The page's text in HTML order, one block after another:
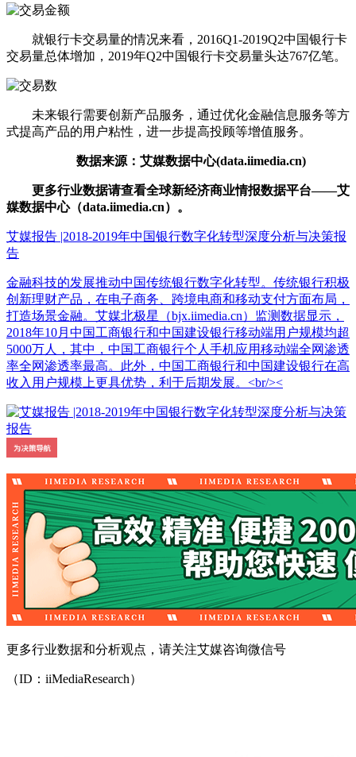
就银行卡交易量的情况来看，2016Q1-2019Q2中国银行卡
交易量总体增加，2019年Q2中国银行卡交易量头达767亿笔。
未来银行需要创新产品服务，通过优化金融信息服务等方
式提高产品的用户粘性，进一步提高投顾等增值服务。
数据来源：艾媒数据中心(data.iimedia.cn)
更多行业数据请查看全球新经济商业情报数据平台——艾
媒数据中心（data.iimedia.cn）。
艾媒报告 |2018-2019年中国银行数字化转型深度分析与决策报
告
金融科技的发展推动中国传统银行数字化转型。传统银行积极
创新理财产品，在电子商务、跨境电商和移动支付方面布局，
打造场景金融。艾媒北极星（bjx.iimedia.cn）监测数据显示，
2018年10月中国工商银行和中国建设银行移动端用户规模均超
5000万人，其中，中国工商银行个人手机应用移动端全网渗透
率全网渗透率最高。此外，中国工商银行和中国建设银行在高
收入用户规模上更具优势，利于后期发展。<br/><
更多行业数据和分析观点，请关注艾媒咨询微信号
（ID：iiMediaResearch）